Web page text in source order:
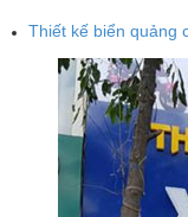
Thiết kế biển quảng